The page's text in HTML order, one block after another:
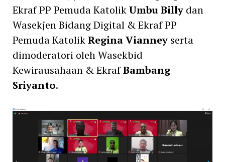
Ekraf PP Pemuda KatolikUmbu Billydan
Wasekjen Bidang Digital & Ekraf PP
Pemuda KatolikRegina Vianneyserta
dimoderatori oleh Wasekbid
Kewirausahaan & EkrafBambang
Sriyanto.